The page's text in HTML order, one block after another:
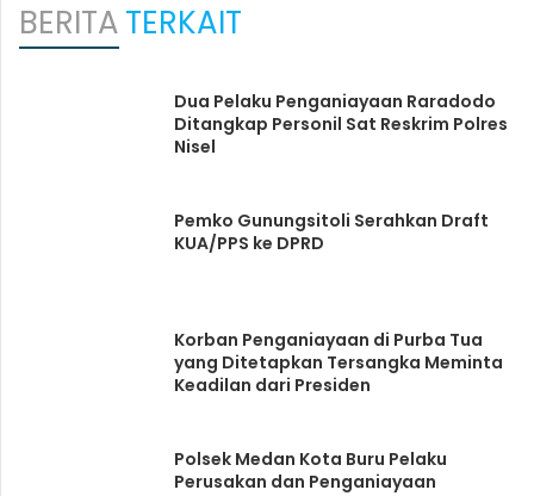
BERITATERKAIT
Dua Pelaku Penganiayaan Raradodo
Ditangkap Personil Sat Reskrim Polres
Nisel
Pemko Gunungsitoli Serahkan Draft
KUA/PPS ke DPRD
Korban Penganiayaan di Purba Tua
yang Ditetapkan Tersangka Meminta
Keadilan dari Presiden
Polsek Medan Kota Buru Pelaku
Perusakan dan Penganiayaan